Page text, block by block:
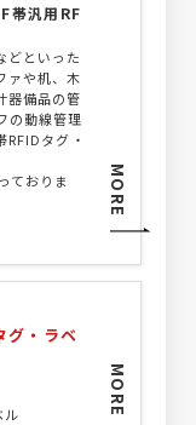
帯汎用RF
どといった
ァや机、木
器備品の管
の動線管理
タグ・
ておりま
MORE
グ・ラベ
ル MORE